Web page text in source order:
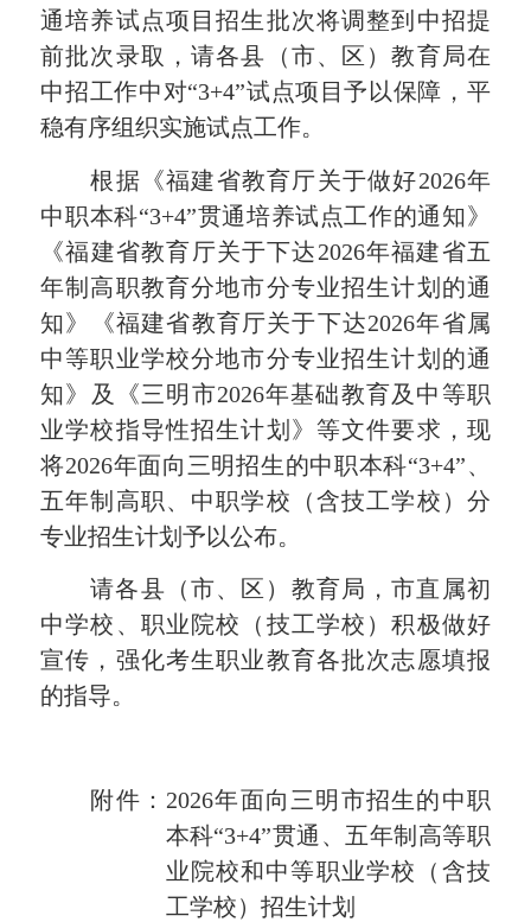
通培养试点项目招生批次将调整到中招提
前批次录取，请各县（市、区）教育局在
中招工作中对“3+4”试点项目予以保障，平
稳有序组织实施试点工作。
根据《福建省教育厅关于做好2026年
中职本科“3+4”贯通培养试点工作的通知》
《福建省教育厅关于下达2026年福建省五
年制高职教育分地市分专业招生计划的通
知》《福建省教育厅关于下达2026年省属
中等职业学校分地市分专业招生计划的通
知》及《三明市2026年基础教育及中等职
业学校指导性招生计划》等文件要求，现
将2026年面向三明招生的中职本科“3+4”、
五年制高职、中职学校（含技工学校）分
专业招生计划予以公布。
请各县（市、区）教育局，市直属初
中学校、职业院校（技工学校）积极做好
宣传，强化考生职业教育各批次志愿填报
的指导。
附件：2026年面向三明市招生的中职
本科“3+4”贯通、五年制高等职
业院校和中等职业学校（含技
工学校）招生计划